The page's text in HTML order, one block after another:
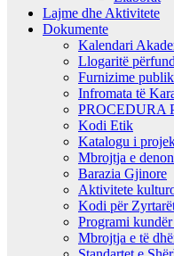
Lajme dhe Aktivitete
Dokumente
Kalendari
Llogaritë
Furnizime
Infromata të
PROCEDURA
Kodi Etik
Katalogu i
Mbrojtja e
Barazia Gjinore
Aktivitete
Kodi për
Programi
Mbrojtja e të